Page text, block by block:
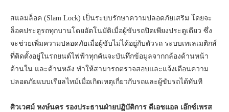
สแลมล็อค (Slam Lock) เป็นระบบรักษาความปลอดภัยเสริม โดยจะ
ล็อคประตูรถทุกบานโดยอัตโนมัติเมื่อผู้ขับรถปิดเพียงประตูเดียว ซึ่ง
จะช่วยเพิ่มความปลอดภัยเมื่อผู้ขับไม่ได้อยู่กับตัวรถ ระบบเทเลเมติกส์
ที่ติดตั้งอยู่ในรถยนต์ไฟฟ้าทุกคันจะบันทึกข้อมูลจากกล้องด้านหน้า
ด้านใน และด้านหลัง ทำให้สามารถตรวจสอบและแจ้งเตือนความ
ปลอดภัยแบบเรียลไทม์เมื่อเกิดเหตุเกี่ยวกับรถและผู้ขับรถได้ทันที
ศิวเวศม์ หงษ์นคร รองประธานฝ่ายปฏิบัติการ ดีเอชแอล เอ๊กซ์เพรส